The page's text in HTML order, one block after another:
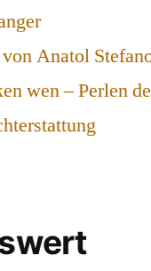
Anatol
wen – Perlen